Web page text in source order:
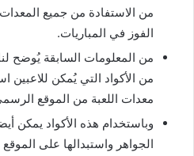
من الاستفادة من جميع
الفوز في المباريات.
من المعلومات السابقة يُوضح
من الأكواد التي يُمكن
معدات اللعبة من الموقع
وباستخدام هذه الأكواد يمكن
الجواهر واستبدالها على